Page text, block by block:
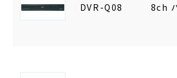
DVR-Q08 8ch